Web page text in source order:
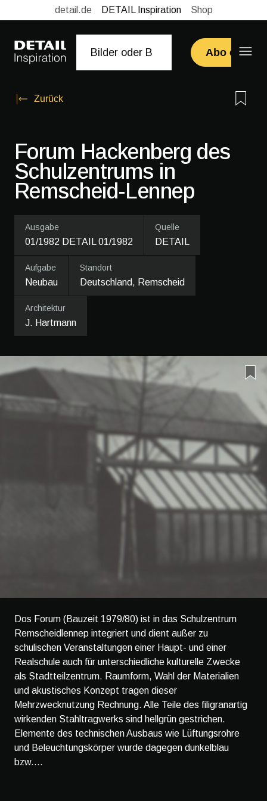
detail.de DETAIL Inspiration Shop
Abo
Zurück
Forum Hackenberg des
Schulzentrums in
Remscheid-Lennep
Ausgabe
01/1982 DETAIL 01/1982
Quelle
DETAIL
Aufgabe
Neubau
Standort
Deutschland, Remscheid
Architektur
J. Hartmann
Dos Forum (Bauzeit 1979/80) ist in das Schulzentrum
Remscheidlennep integriert und dient außer zu
schulischen Veranstaltungen einer Haupt- und einer
Realschule auch für unterschiedliche kulturelle Zwecke
als Stadtteilzentrum. Raumform, Wahl der Materialien
und akustisches Konzept tragen dieser
Mehrzwecknutzung Rechnung. Alle Teile des filigranartig
wirkenden Stahltragwerks sind hellgrün gestrichen.
Elemente des technischen Ausbaus wie Lüftungsrohre
und Beleuchtungskörper wurde dagegen dunkelblau
bzw....